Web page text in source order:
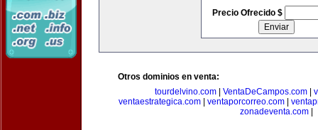
Precio Ofrecido $
Otros dominios en venta:
tourdelvino.com| VentaDeCampos.com|
ventaestrategica.com| ventaporcorreo.com|
zonadeventa.com|